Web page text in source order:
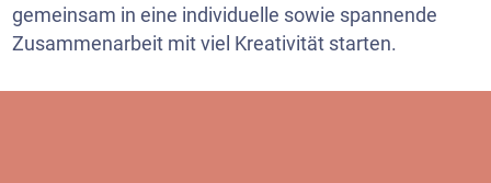
gemeinsam in eine individuelle sowie spannende
Zusammenarbeit mit viel Kreativität starten.